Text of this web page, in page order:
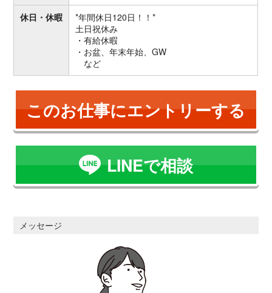
休日・休暇
*年間休日120日！！*
土日祝休み
・有給休暇
・お盆、年末年始、GW
など
このお仕事にエントリーする
LINEで相談
メッセージ